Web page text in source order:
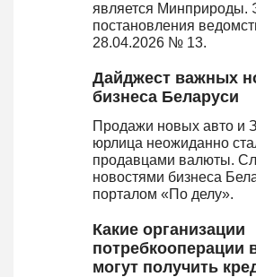
является Минприроды.
постановления
28.04.2026 № 13.
Дайджест важных
бизнеса Беларуси
Продажи новых авто и
юрлица неожиданно
продавцами валюты.
новостями бизнеса
порталом «По делу».
Какие организации
потребкооперации
могут получить